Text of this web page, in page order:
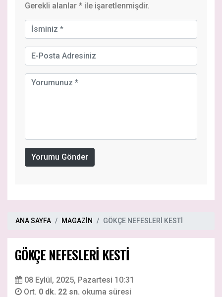
Gerekli alanlar * ile işaretlenmişdir.
Yorumu Gönder
ANA SAYFA MAGAZİN GÖKÇE NEFESLERİ KESTİ
GÖKÇE NEFESLERİ KESTİ
08 Eylül, 2025, Pazartesi 10:31
Ort. 0 dk. 22 sn. okuma süresi